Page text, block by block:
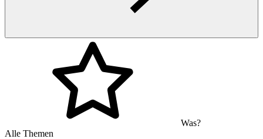
Was?
Alle Themen